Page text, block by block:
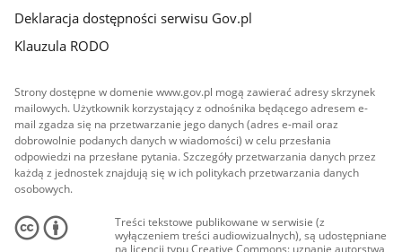
Deklaracja dostępności serwisu Gov.pl
Klauzula RODO
Strony dostępne w domenie www.gov.pl mogą zawierać adresy skrzynek
mailowych. Użytkownik korzystający z odnośnika będącego adresem e-
mail zgadza się na przetwarzanie jego danych (adres e-mail oraz
dobrowolnie podanych danych w wiadomości) w celu przesłania
odpowiedzi na przesłane pytania. Szczegóły przetwarzania danych przez
każdą z jednostek znajdują się w ich politykach przetwarzania danych
osobowych.
Treści tekstowe publikowane w serwisie (z
wyłączeniem treści audiowizualnych), są udostępniane